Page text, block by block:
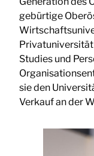
gebürtige
Studies und
sie den
Verkauf an der